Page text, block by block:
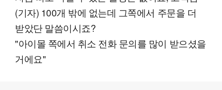
(기자) 100개 밖에 없는데 그쪽에서 주문을 더
받았단 말씀이시죠?
"아이몰 쪽에서 취소 전화 문의를 많이 받으셨을
거에요"